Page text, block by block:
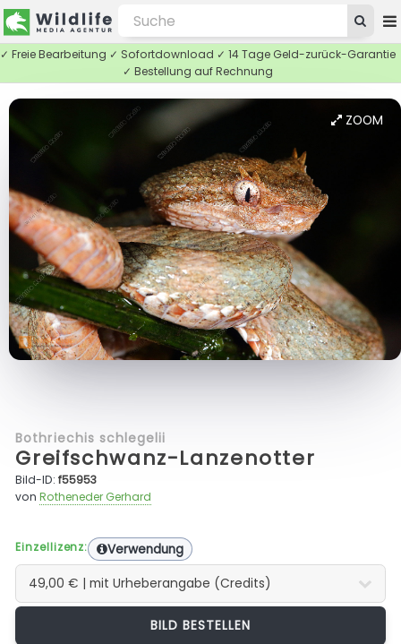
✓ Freie Bearbeitung ✓ Sofortdownload ✓ 14 Tage Geld-zurück-Garantie
✓ Bestellung auf Rechnung
ZOOM
Bothriechis schlegelii
Greifschwanz-Lanzenotter
Bild-ID:f55953
vonRotheneder Gerhard
Einzellizenz: Verwendung
BILD BESTELLEN